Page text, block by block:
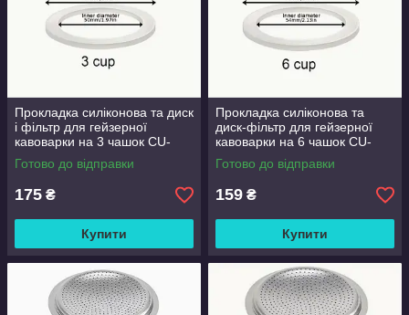
Прокладка силіконова та диск
і фільтр для гейзерної
кавоварки на 3 чашок CU-
3CUP
Готово до відправки
175 ₴
Купити
Прокладка силіконова та
диск-фільтр для гейзерної
кавоварки на 6 чашок CU-
6CUP-D
Готово до відправки
159 ₴
Купити